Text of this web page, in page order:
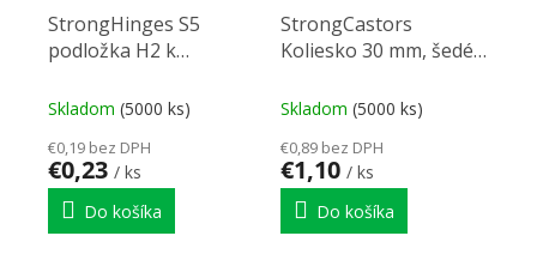
StrongHinges S5
podložka H2 k
eurovruty, klipová
Skladom (5000 ks)
€0,19 bez DPH
€0,23 / ks
Do košíka
StrongCastors
Koliesko 30 mm, šedé,
Skladom (5000 ks)
€0,89 bez DPH
€1,10 / ks
Do košíka